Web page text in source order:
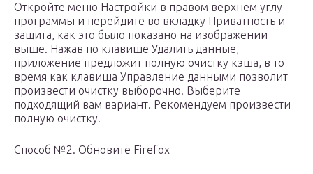
Откройте меню Настройки в правом верхнем углу
программы и перейдите во вкладку Приватность и
защита, как это было показано на изображении
выше. Нажав по клавише Удалить данные,
приложение предложит полную очистку кэша, в то
время как клавиша Управление данными позволит
произвести очистку выборочно. Выберите
подходящий вам вариант. Рекомендуем произвести
полную очистку.
Способ №2. Обновите Firefox